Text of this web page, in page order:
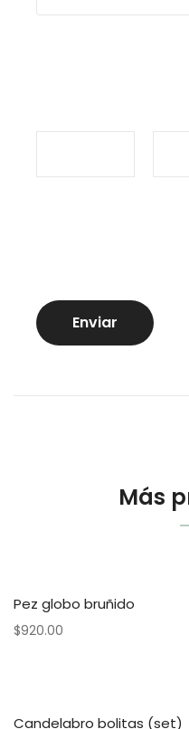
Más
Pez globo bruñido
$920.00
Candelabro bolitas (set)